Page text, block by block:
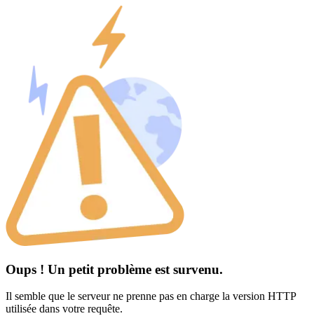
Oups ! Un petit problème est survenu.
Il semble que le serveur ne prenne pas en charge la version HTTP
utilisée dans votre requête.